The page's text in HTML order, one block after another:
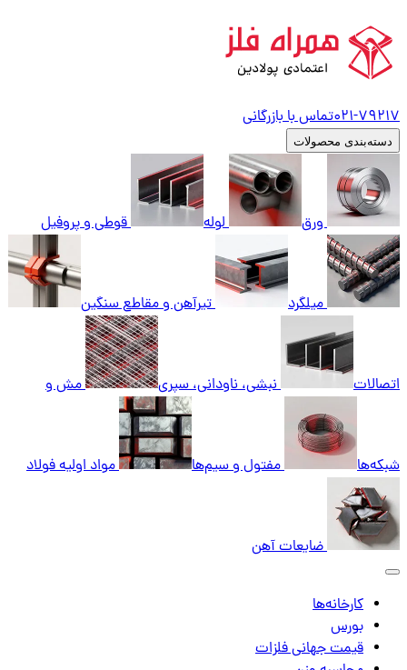
021-79217 تماس با بازرگانی
دسته‌بندی محصولات
ورق لوله قوطی و پروفیل
میلگرد تیرآهن و مقاطع سنگین
اتصالات نبشی، ناودانی، سپری مش و
شبکه‌ها مفتول و سیم‌ها مواد اولیه فولاد
ضایعات آهن
کارخانه‌ها
بورس
قیمت جهانی فلزات